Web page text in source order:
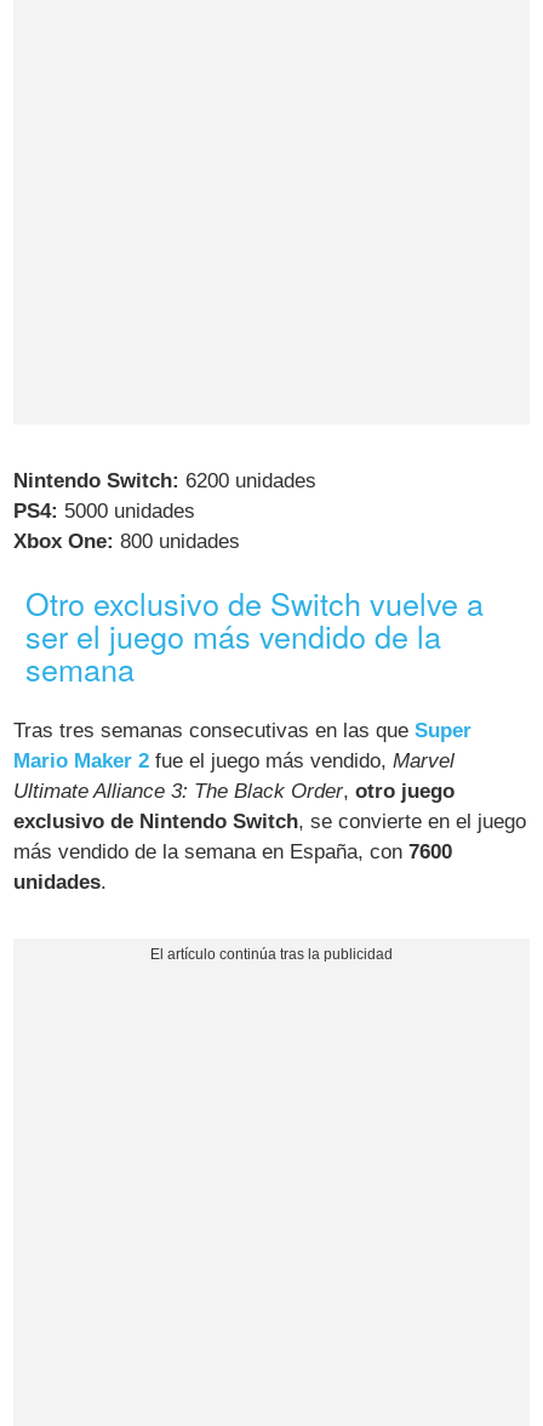
Nintendo Switch: 6200 unidades
PS4: 5000 unidades
Xbox One: 800 unidades
Otro exclusivo de Switch vuelve a
ser el juego más vendido de la
semana
Tras tres semanas consecutivas en las queSuper
Mario Maker 2 fue el juego más vendido,Marvel
Ultimate Alliance 3: The Black Order,otro juego
exclusivo de Nintendo Switch, se convierte en el juego
más vendido de la semana en España, con7600
unidades.